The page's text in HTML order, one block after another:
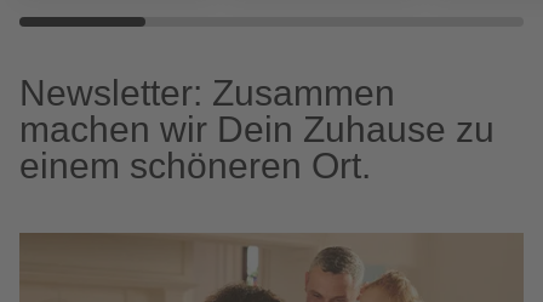
Newsletter: Zusammen
machen wir Dein Zuhause zu
einem schöneren Ort.